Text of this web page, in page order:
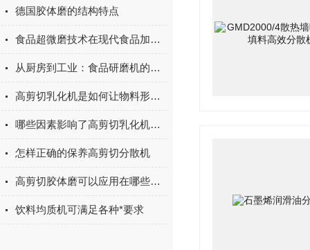
德国胶体磨的结构特点
食品超微磨技术在现代食品加工中的应用与展望
从厨房到工业：食品研磨机的多场景应用
高剪切乳化机是如何让物料形成乳化状态的
哪些因素影响了高剪切乳化机的剪切细度
怎样正确的保养高剪切分散机
高剪切胶体磨可以应用在哪些方面
饮料均质机可满足各种*要求